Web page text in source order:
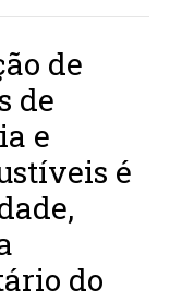
de
de
e
é
do